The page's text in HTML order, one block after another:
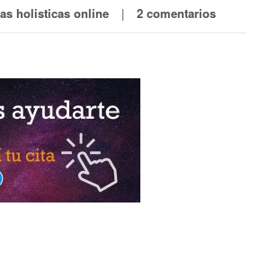
holisticas online 2 comentarios